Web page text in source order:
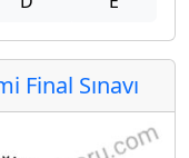
Final Sınavı